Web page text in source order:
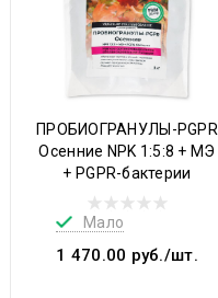
ПРОБИОГРАНУЛЫ-PGPR
Осенние NPK 1:5:8 + МЭ
+ PGPR-бактерии
Мало
1 470.00 руб./шт.